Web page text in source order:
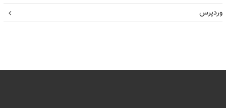
وردپرس